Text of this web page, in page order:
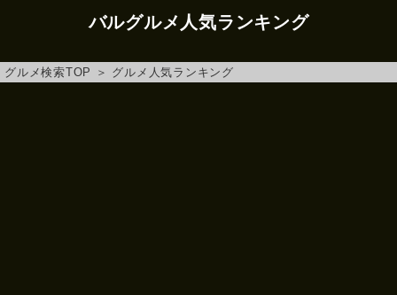
バルグルメ人気ランキング
グルメ検索TOP ＞ グルメ人気ランキング